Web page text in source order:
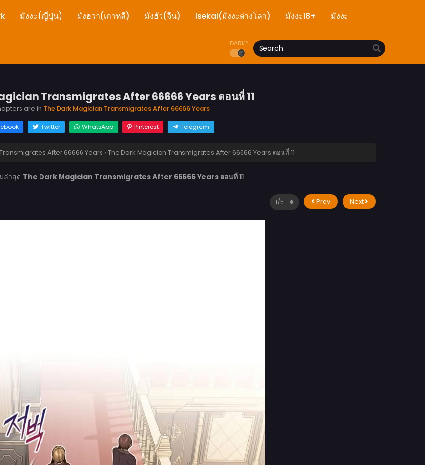
มังงะ(ญี่ปุ่น) มังฮวา(เกาหลี) มังฮัว(จีน) Isekai(มังงะต่างโลก) มังงะ18+ มังงะ
DARK?
Transmigrates After 66666 Years ตอนที่ 11
are in The Dark Magician Transmigrates After 66666 Years
Twitter WhatsApp Pinterest Telegram
After 66666 Years › The Dark Magician Transmigrates After 66666 Years ตอนที่ 11
ล่าสุด The Dark Magician Transmigrates After 66666 Years ตอนที่ 11
Prev Next